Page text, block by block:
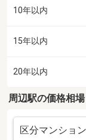
10年以内
15年以内
20年以内
周辺駅の価格相場